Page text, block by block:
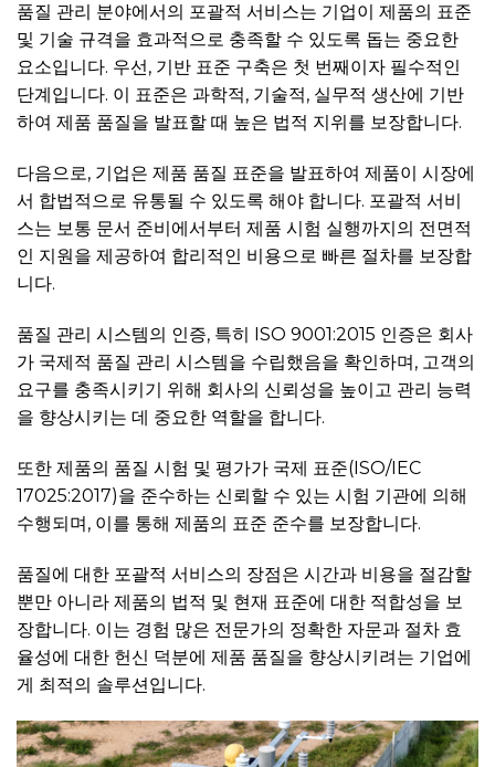
품질 관리 분야에서의 포괄적 서비스는 기업이 제품의 표준
및 기술 규격을 효과적으로 충족할 수 있도록 돕는 중요한
요소입니다. 우선, 기반 표준 구축은 첫 번째이자 필수적인
단계입니다. 이 표준은 과학적, 기술적, 실무적 생산에 기반
하여 제품 품질을 발표할 때 높은 법적 지위를 보장합니다.
다음으로, 기업은 제품 품질 표준을 발표하여 제품이 시장에
서 합법적으로 유통될 수 있도록 해야 합니다. 포괄적 서비
스는 보통 문서 준비에서부터 제품 시험 실행까지의 전면적
인 지원을 제공하여 합리적인 비용으로 빠른 절차를 보장합
니다.
품질 관리 시스템의 인증, 특히 ISO 9001:2015 인증은 회사
가 국제적 품질 관리 시스템을 수립했음을 확인하며, 고객의
요구를 충족시키기 위해 회사의 신뢰성을 높이고 관리 능력
을 향상시키는 데 중요한 역할을 합니다.
또한 제품의 품질 시험 및 평가가 국제 표준(ISO/IEC
17025:2017)을 준수하는 신뢰할 수 있는 시험 기관에 의해
수행되며, 이를 통해 제품의 표준 준수를 보장합니다.
품질에 대한 포괄적 서비스의 장점은 시간과 비용을 절감할
뿐만 아니라 제품의 법적 및 현재 표준에 대한 적합성을 보
장합니다. 이는 경험 많은 전문가의 정확한 자문과 절차 효
율성에 대한 헌신 덕분에 제품 품질을 향상시키려는 기업에
게 최적의 솔루션입니다.